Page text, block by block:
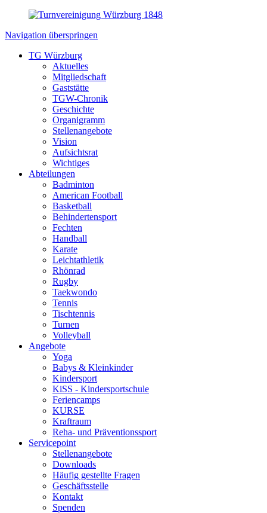
Navigation überspringen
TG Würzburg
Aktuelles
Mitgliedschaft
Gaststätte
TGW-Chronik
Geschichte
Organigramm
Stellenangebote
Vision
Aufsichtsrat
Wichtiges
Abteilungen
Badminton
American Football
Basketball
Behindertensport
Fechten
Handball
Karate
Leichtathletik
Rhönrad
Rugby
Taekwondo
Tennis
Tischtennis
Turnen
Volleyball
Angebote
Yoga
Babys & Kleinkinder
Kindersport
KiSS - Kindersportschule
Feriencamps
KURSE
Kraftraum
Reha- und Präventionssport
Servicepoint
Stellenangebote
Downloads
Häufig gestellte Fragen
Geschäftsstelle
Kontakt
Spenden